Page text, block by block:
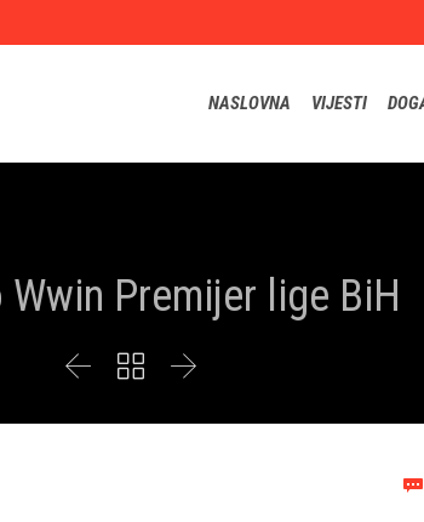
NASLOVNA VIJESTI
Premijer lige BiH
  
